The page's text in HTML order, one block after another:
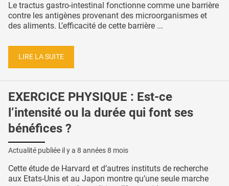
Le tractus gastro-intestinal fonctionne comme une barrière
contre les antigènes provenant des microorganismes et
des aliments. L’efficacité de cette barrière ...
LIRE LA SUITE
EXERCICE PHYSIQUE : Est-ce
l’intensité ou la durée qui font ses
bénéfices ?
Actualité publiée il y a 8 années 8 mois
Cette étude de Harvard et d’autres instituts de recherche
aux Etats-Unis et au Japon montre qu’une seule marche